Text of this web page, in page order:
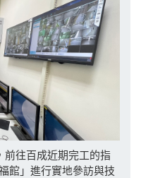
前往百成近期完工的指
」進行實地參訪與技